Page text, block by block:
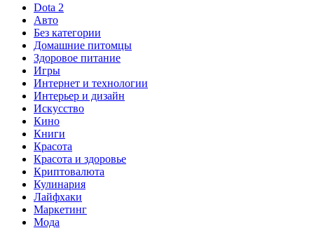
Dota 2
Авто
Без категории
Домашние питомцы
Здоровое питание
Игры
Интернет и технологии
Интерьер и дизайн
Искусство
Кино
Книги
Красота
Красота и здоровье
Криптовалюта
Кулинария
Лайфхаки
Маркетинг
Мода